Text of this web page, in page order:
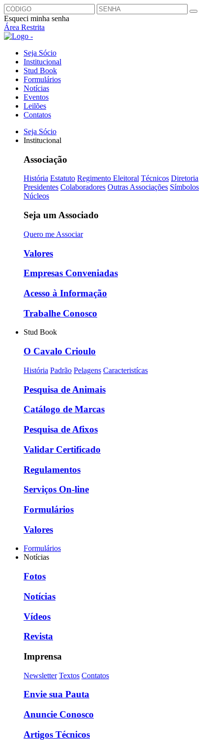
Esqueci minha senha
Área Restrita
Seja Sócio
Institucional
Stud Book
Formulários
Notícias
Eventos
Leilões
Contatos
Seja Sócio
Institucional
Associação
História Estatuto Regimento Eleitoral Técnicos Diretoria
Presidentes Colaboradores Outras Associações Símbolos
Núcleos
Seja um Associado
Quero me Associar
Valores
Empresas Conveniadas
Acesso à Informação
Trabalhe Conosco
Stud Book
O Cavalo Crioulo
História Padrão Pelagens Caracteristícas
Pesquisa de Animais
Catálogo de Marcas
Pesquisa de Afixos
Validar Certificado
Regulamentos
Serviços On-line
Formulários
Valores
Formulários
Notícias
Fotos
Notícias
Vídeos
Revista
Imprensa
Newsletter Textos Contatos
Envie sua Pauta
Anuncie Conosco
Artigos Técnicos